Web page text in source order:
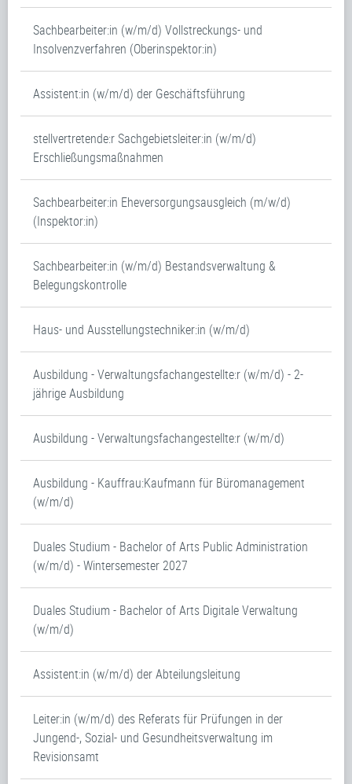
Sachbearbeiter:in (w/m/d) Vollstreckungs- und
Insolvenzverfahren (Oberinspektor:in)
Assistent:in (w/m/d) der Geschäftsführung
stellvertretende:r Sachgebietsleiter:in (w/m/d)
Erschließungsmaßnahmen
Sachbearbeiter:in Eheversorgungsausgleich (m/w/d)
(Inspektor:in)
Sachbearbeiter:in (w/m/d) Bestandsverwaltung &
Belegungskontrolle
Haus- und Ausstellungstechniker:in (w/m/d)
Ausbildung - Verwaltungsfachangestellte:r (w/m/d) - 2-
jährige Ausbildung
Ausbildung - Verwaltungsfachangestellte:r (w/m/d)
Ausbildung - Kauffrau:Kaufmann für Büromanagement
(w/m/d)
Duales Studium - Bachelor of Arts Public Administration
(w/m/d) - Wintersemester 2027
Duales Studium - Bachelor of Arts Digitale Verwaltung
(w/m/d)
Assistent:in (w/m/d) der Abteilungsleitung
Leiter:in (w/m/d) des Referats für Prüfungen in der
Jungend-, Sozial- und Gesundheitsverwaltung im
Revisionsamt